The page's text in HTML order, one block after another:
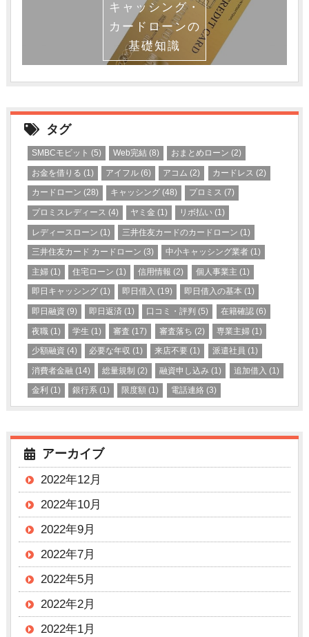
キャッシング・
カードローンの
基礎知識
タグ
SMBCモビット (5) Web完結 (8) おまとめローン (2)
お金を借りる (1) アイフル (6) アコム (2) カードレス (2)
カードローン (28) キャッシング (48) プロミス (7)
プロミスレディース (4) ヤミ金 (1) リボ払い (1)
レディースローン (1) 三井住友カードのカードローン (1)
三井住友カード カードローン (3) 中小キャッシング業者 (1)
主婦 (1) 住宅ローン (1) 信用情報 (2) 個人事業主 (1)
即日キャッシング (1) 即日借入 (19) 即日借入の基本 (1)
即日融資 (9) 即日返済 (1) 口コミ・評判 (5) 在籍確認(6)
夜職 (1) 学生 (1) 審査 (17) 審査落ち (2) 専業主婦(1)
少額融資 (4) 必要な年収 (1) 来店不要 (1) 派遣社員 (1)
消費者金融 (14) 総量規制 (2) 融資申し込み (1) 追加借入 (1)
金利 (1) 銀行系 (1) 限度額 (1) 電話連絡(3)
アーカイブ
2022年12月
2022年10月
2022年9月
2022年7月
2022年5月
2022年2月
2022年1月